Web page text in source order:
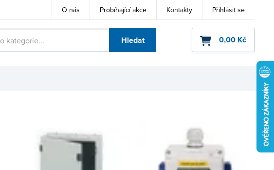
O nás Probíhající akce Kontakty Přihlásit se
Hledat 0,00 Kč